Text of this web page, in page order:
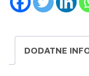
DODATNE